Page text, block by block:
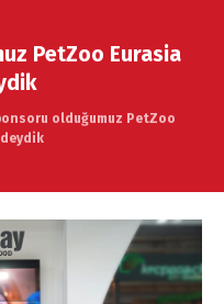
PetZoo Eurasia
olduğumuz PetZoo